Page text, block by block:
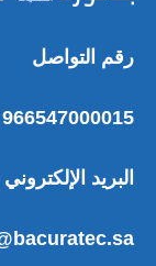
رقم التواصل
966547000015
البريد الإلكتروني